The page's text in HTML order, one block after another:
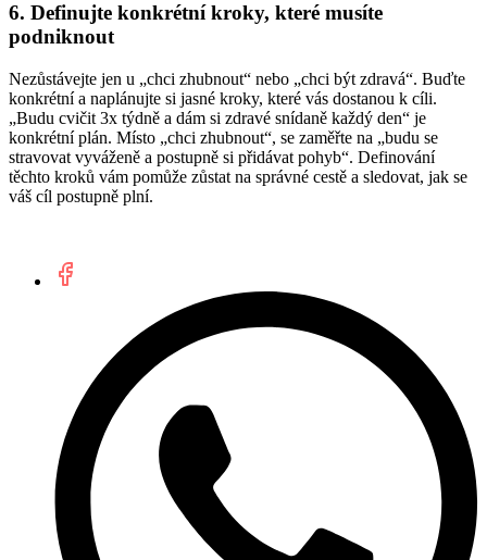
6. Definujte konkrétní kroky, které musíte
podniknout
Nezůstávejte jen u „chci zhubnout“ nebo „chci být zdravá“. Buďte
konkrétní a naplánujte si jasné kroky, které vás dostanou k cíli.
„Budu cvičit 3x týdně a dám si zdravé snídaně každý den“ je
konkrétní plán. Místo „chci zhubnout“, se zaměřte na „budu se
stravovat vyváženě a postupně si přidávat pohyb“. Definování
těchto kroků vám pomůže zůstat na správné cestě a sledovat, jak se
váš cíl postupně plní.